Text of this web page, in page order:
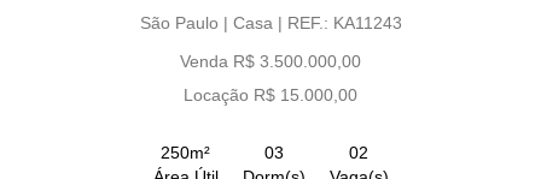
São Paulo | Casa | REF.: KA11243
Venda R$ 3.500.000,00
Locação R$ 15.000,00
250m²
03
02